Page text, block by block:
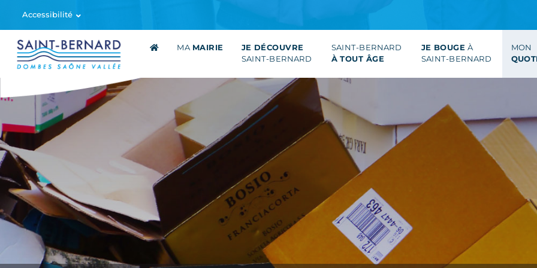
Accessibilité
MA MAIRIE
JE DÉCOUVRE
SAINT-BERNARD
SAINT-BERNARD
À TOUT ÂGE
JE BOUGE À
SAINT-BERNARD
MON